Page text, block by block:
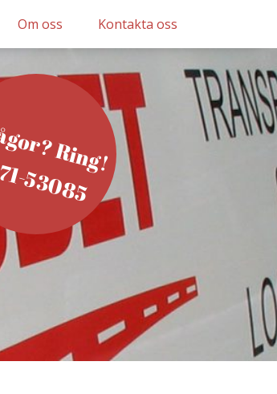
Om oss
Bra att veta
Kvalitetspolicy och miljöpolicy
Integritetspolicy
Kontakta oss
Ring!
53085